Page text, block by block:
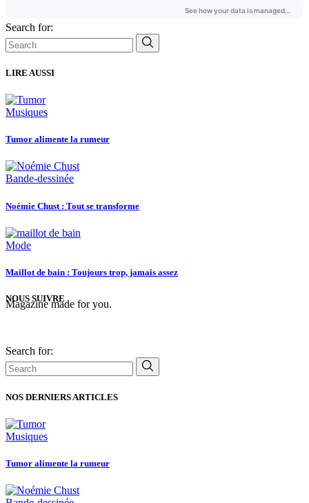
Search for:
LIRE AUSSI
Musiques
Tumor alimente la rumeur
Bande-dessinée
Noémie Chust : Tout se transforme
Mode
Maillot de bain : Toujours trop, jamais assez
NOUS SUIVRE
Magazine made for you.
Search for:
NOS DERNIERS ARTICLES
Musiques
Tumor alimente la rumeur